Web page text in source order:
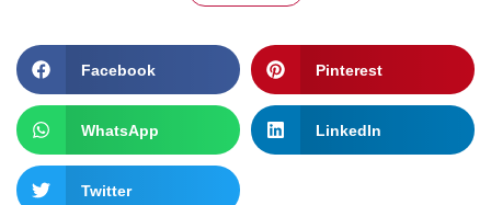
Facebook Pinterest
WhatsApp LinkedIn
Twitter